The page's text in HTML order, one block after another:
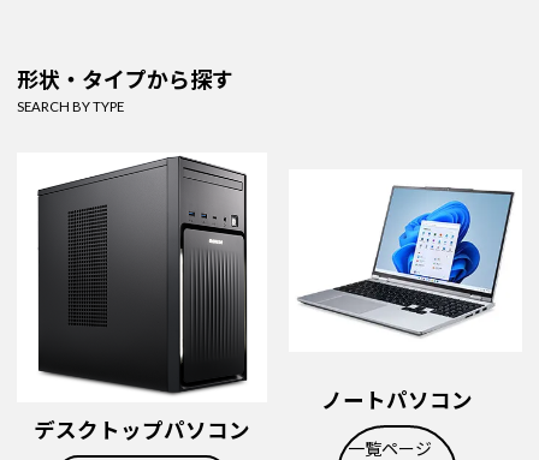
形状・タイプから探す
SEARCH BY TYPE
デスクトップパソコン
ノートパソコン
一覧ページ